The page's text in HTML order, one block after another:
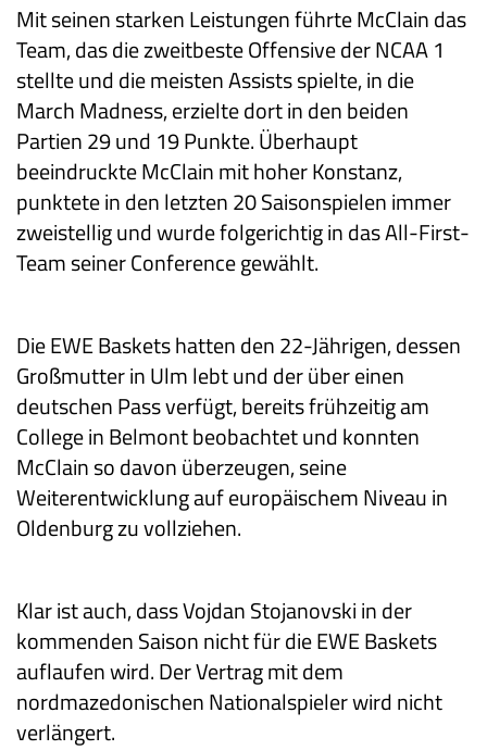
Mit seinen starken Leistungen führte McClain das
Team, das die zweitbeste Offensive der NCAA 1
stellte und die meisten Assists spielte, in die
March Madness, erzielte dort in den beiden
Partien 29 und 19 Punkte. Überhaupt
beeindruckte McClain mit hoher Konstanz,
punktete in den letzten 20 Saisonspielen immer
zweistellig und wurde folgerichtig in das All-First-
Team seiner Conference gewählt.
Die EWE Baskets hatten den 22-Jährigen, dessen
Großmutter in Ulm lebt und der über einen
deutschen Pass verfügt, bereits frühzeitig am
College in Belmont beobachtet und konnten
McClain so davon überzeugen, seine
Weiterentwicklung auf europäischem Niveau in
Oldenburg zu vollziehen.
Klar ist auch, dass Vojdan Stojanovski in der
kommenden Saison nicht für die EWE Baskets
auflaufen wird. Der Vertrag mit dem
nordmazedonischen Nationalspieler wird nicht
verlängert.